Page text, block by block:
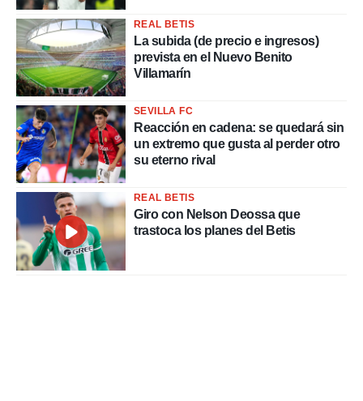
REAL BETIS
La subida (de precio e ingresos)
prevista en el Nuevo Benito
Villamarín
SEVILLA FC
Reacción en cadena: se quedará sin
un extremo que gusta al perder otro
su eterno rival
REAL BETIS
Giro con Nelson Deossa que
trastoca los planes del Betis